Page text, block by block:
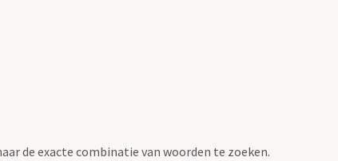
de exacte combinatie van woorden te zoeken.